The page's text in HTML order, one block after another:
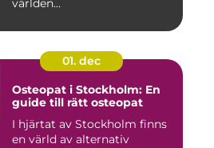
världen...
01. dec
Osteopat i Stockholm: En
guide till rätt osteopat
I hjärtat av Stockholm finns
en värld av alternativ